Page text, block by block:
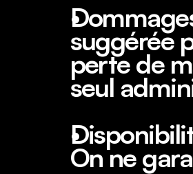
suggérée
perte de
seul
On ne